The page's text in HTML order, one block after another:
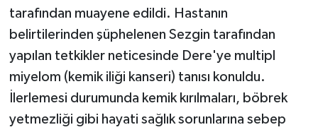
tarafından muayene edildi. Hastanın
belirtilerinden şüphelenen Sezgin tarafından
yapılan tetkikler neticesinde Dere'ye multipl
miyelom (kemik iliği kanseri) tanısı konuldu.
İlerlemesi durumunda kemik kırılmaları, böbrek
yetmezliği gibi hayati sağlık sorunlarına sebep